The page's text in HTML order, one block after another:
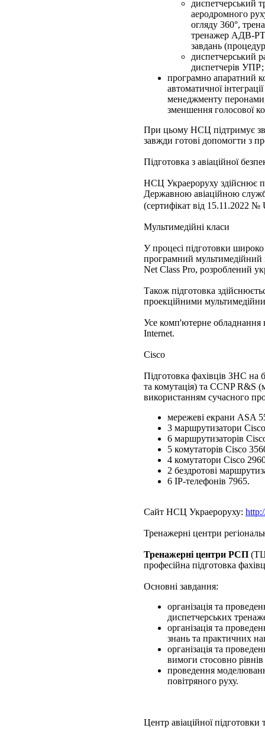
диспетчерський
аеродромного
огляду 360°,
тренажер АДВ-
завдань
диспетчерський
диспетчерів УПР;
програмно апаратний
автоматичної
менеджменту перонами,
зменшення голосової
При цьому НСЦ підтримує
завжди готові допомогти з
Підготовка з авіаційної
НСЦ Украероруху здійснює
Державною авіаційною
(сертифікат від 15.11.2022
Мультимедійні класи
У процесі підготовки
програмний
Net Class Pro, розроблений
Також підготовка
проекційними
Усе комп'ютерне обладнання
Internet.
Cisco
Підготовка фахівців ЗНС на
та комутація) та CCNP R&S
використанням сучасного
мережеві екрани ASA
3 маршрутизатори
6 маршрутизаторів
5 комутаторів Cisco
4 комутатори Cisco
2 бездротові
6 ІР-телефонів 7965.
Сайт НСЦ Украероруху:
Тренажерні центри
Тренажерні центри РСП (ТЦ
професійна підготовка
Основні завдання:
організація та
диспетчерських
організація та
знань та практичних
організація та
вимоги стосовно
проведення
повітряного руху.
Центр авіаційної підготовки